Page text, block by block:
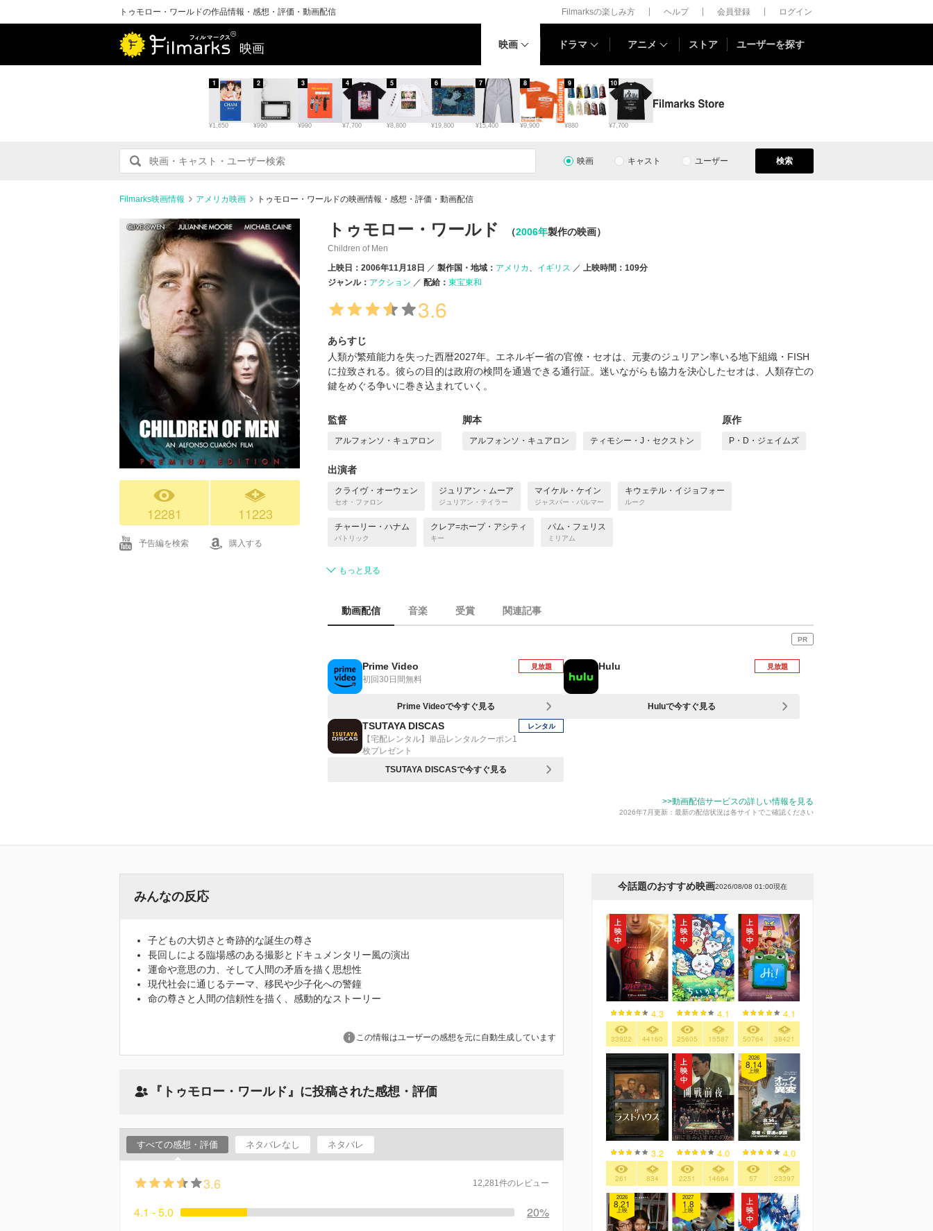
トゥモロー・ワールドの作品情報・感想・評価・動画配信 Filmarksの楽しみ方 ヘルプ 会員登録 ログイン
映画 映画 ドラマ アニメ ストア ユーザーを探す
¥1,650
1
¥990
2
¥990
3
¥7,700
4
¥8,800
5
¥19,800
6
¥15,400
7
¥9,900
8
¥880
9
¥7,700
10
映画 キャスト ユーザー 検索
Filmarks映画情報 アメリカ映画 トゥモロー・ワールドの映画情報・感想・評価・動画配信
12281 11223
予告編を検索 購入する
トゥモロー・ワールド （2006年製作の映画）
Children of Men
上映日：2006年11月18日
製作国・地域： アメリカ イギリス
上映時間：109分
ジャンル： アクション 配給： 東宝東和
3.6
あらすじ
人類が繁殖能力を失った西暦2027年。エネルギー省の官僚・セオは、元妻のジュリアン率いる地下組織・FISH
に拉致される。彼らの目的は政府の検問を通過できる通行証。迷いながらも協力を決心したセオは、人類存亡の
鍵をめぐる争いに巻き込まれていく。
監督
アルフォンソ・キュアロン
脚本
アルフォンソ・キュアロン ティモシー・J・セクストン
原作
P・D・ジェイムズ
出演者
クライヴ・オーウェン
セオ・ファロン
ジュリアン・ムーア
ジュリアン・テイラー
マイケル・ケイン
ジャスパー・パルマー
キウェテル・イジョフォー
ルーク
チャーリー・ハナム
パトリック
クレア=ホープ・アシティ
キー
パム・フェリス
ミリアム
もっと見る
動画配信 音楽 受賞 関連記事
PR
Prime Video
初回30日間無料
見放題
Prime Videoで今すぐ見る
Hulu 見放題
Huluで今すぐ見る
TSUTAYA DISCAS
【宅配レンタル】単品レンタルクーポン1
枚プレゼント
レンタル
TSUTAYA DISCASで今すぐ見る
>>動画配信サービスの詳しい情報を見る
2026年7月更新：最新の配信状況は各サイトでご確認ください
みんなの反応
子どもの大切さと奇跡的な誕生の尊さ
長回しによる臨場感のある撮影とドキュメンタリー風の演出
運命や意思の力、そして人間の矛盾を描く思想性
現代社会に通じるテーマ、移民や少子化への警鐘
命の尊さと人間の信頼性を描く、感動的なストーリー
この情報はユーザーの感想を元に自動生成しています
『トゥモロー・ワールド』に投稿された感想・評価
すべての感想・評価 ネタバレなし ネタバレ
3.6 12,281件のレビュー
4.1 - 5.0
20%
今話題のおすすめ映画2026/08/08 01:00現在
4.3
33922 44160
4.1
25605 15587
4.1
50764 38421
3.2
261 834
4.0
2251 14664
2026
8.14
上映
4.0
57 23397
2026
8.21
上映
2027
1.8
上映